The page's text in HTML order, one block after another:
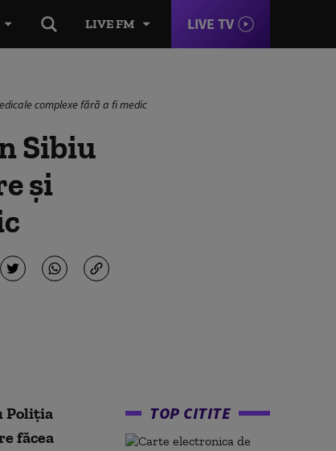
LIVE FM LIVE TV
complexe fără a fi medic
Sibiu
și
Poliția
făcea
TOP CITITE